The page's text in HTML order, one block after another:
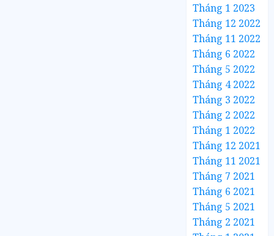
Tháng 1 2023
Tháng 12 2022
Tháng 11 2022
Tháng 6 2022
Tháng 5 2022
Tháng 4 2022
Tháng 3 2022
Tháng 2 2022
Tháng 1 2022
Tháng 12 2021
Tháng 11 2021
Tháng 7 2021
Tháng 6 2021
Tháng 5 2021
Tháng 2 2021